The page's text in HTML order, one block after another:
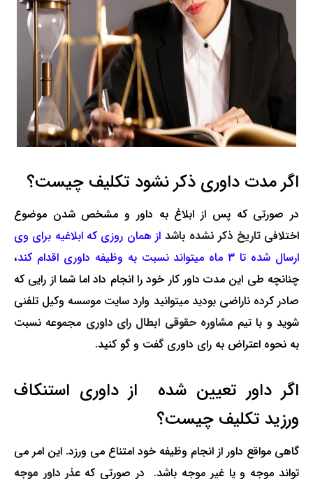
اگر مدت داوری ذکر نشود تکلیف چیست؟
در صورتی که پس از ابلاغ به داور و مشخص شدن موضوع
اختلافی تاریخ ذکر نشده باشد از همان روزی که ابلاغیه برای وی
ارسال شده تا ۳ ماه می­تواند نسبت به وظیفه داوری اقدام کند
،
چنانچه طی این مدت داور کار خود را انجام داد اما شما از رایی که
صادر کرده ناراضی بودید می­توانید وارد سایت موسسه وکیل تلفنی
شوید و با تیم مشاوره حقوقی ابطال رای داوری مجموعه نسبت
به نحوه اعتراض به رای داوری گفت و گو کنید.
اگر داور تعیین شده از داوری استنکاف
ورزید تکلیف چیست؟
گاهی مواقع داور از انجام وظیفه خود امتناع می ورزد. این امر می
تواند موجه و یا غیر موجه باشد. در صورتی کهعذر داور موجه